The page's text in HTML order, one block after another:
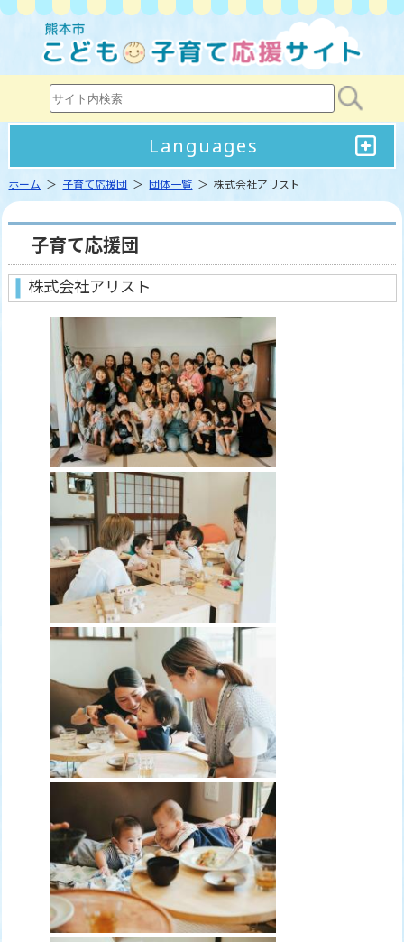
Languages
ホーム ＞ 子育て応援団 ＞団体一覧 ＞ 株式会社アリスト
子育て応援団
株式会社アリスト